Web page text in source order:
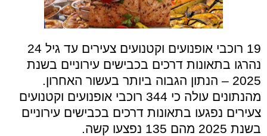
19 רוכבי אופנועים וקטנועים צעירים עד גיל 24
נהרגו בתאונות דרכים בכבישים עירוניים בשנת
2025 – הנתון הגבוה ביותר בעשור האחרון.
מהנתונים עולה כי 344 רוכבי אופנועים וקטנועים
צעירים נפגעו בתאונות דרכים בכבישים עירוניים
בשנת 2025 מהם 135 נפצעו קשה.